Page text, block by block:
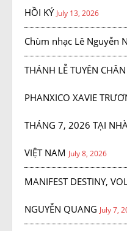
HỒI KÝ July 13, 2026
Chùm nhạc Lê Nguyễn
THÁNH LỄ TUYÊN
PHANXICO XAVIE
THÁNG 7, 2026 TẠI
VIỆT NAM July 8, 2026
MANIFEST DESTINY,
NGUYỄN QUANG July 7,